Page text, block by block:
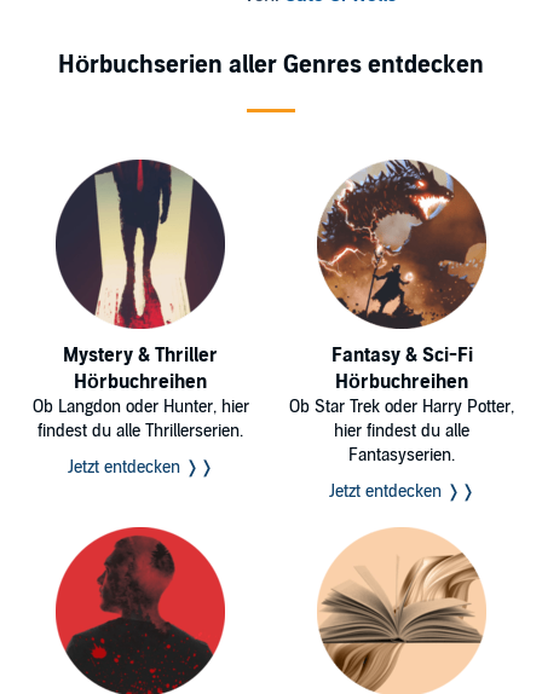
Hörbuchserien aller Genres entdecken
Mystery & Thriller
Hörbuchreihen
Ob Langdon oder Hunter, hier
findest du alle Thrillerserien.
Jetzt entdecken ❭❭
Fantasy & Sci-Fi
Hörbuchreihen
Ob Star Trek oder Harry Potter,
hier findest du alle
Fantasyserien.
Jetzt entdecken ❭❭